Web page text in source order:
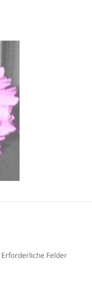
Erforderliche Felder